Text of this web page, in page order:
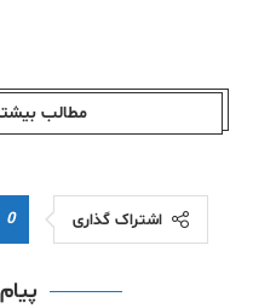
مطالب
اشتراک گذاری 0